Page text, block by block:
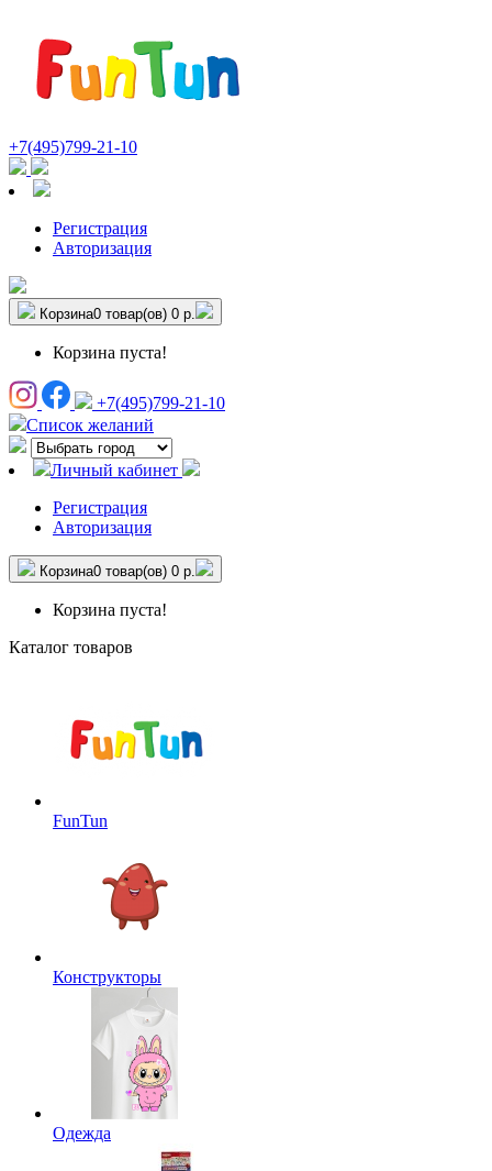
+7(495)799-21-10
Регистрация
Авторизация
Корзина0 товар(ов) 0 р.
Корзина пуста!
+7(495)799-21-10
Список желаний
Личный кабинет
Регистрация
Авторизация
Корзина0 товар(ов) 0 р.
Корзина пуста!
Каталог товаров
FunTun
Конструкторы
Одежда